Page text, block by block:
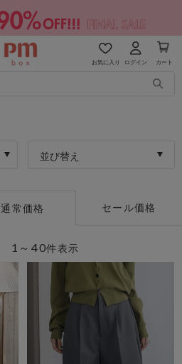
お気に入り ログイン カート
並び替え
通常価格 セール価格
1～40件表示